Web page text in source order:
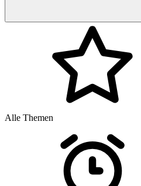
Alle Themen